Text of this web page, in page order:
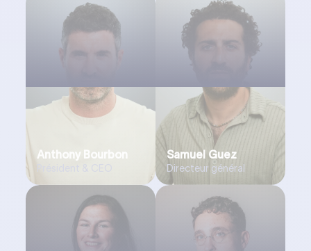
Anthony Bourbon
Président & CEO
Samuel Guez
Directeur général